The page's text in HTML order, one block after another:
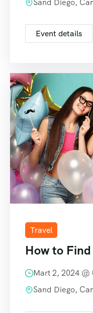
Event details
Travel
How to
Mart 2, 2024 @
Sand Diego,